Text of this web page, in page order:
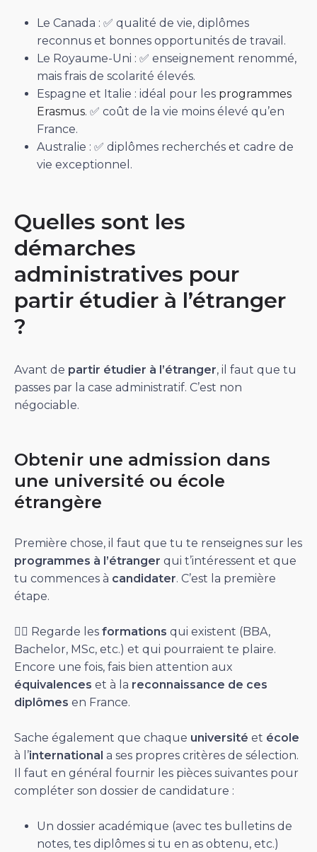
Le Canada : ✅ qualité de vie, diplômes
reconnus et bonnes opportunités de travail.
Le Royaume-Uni : ✅ enseignement renommé,
mais frais de scolarité élevés.
Espagne et Italie : idéal pour les programmes
Erasmus. ✅ coût de la vie moins élevé qu’en
France.
Australie : ✅ diplômes recherchés et cadre de
vie exceptionnel.
Quelles sont les
démarches
administratives pour
partir étudier à l’étranger
?
Avant de partir étudier à l’étranger, il faut que tu
passes par la case administratif. C’est non
négociable.
Obtenir une admission dans
une université ou école
étrangère
Première chose, il faut que tu te renseignes sur les
programmes à l’étranger qui t’intéressent et que
tu commences à candidater. C’est la première
étape.
👉🏻 Regarde les formations qui existent (BBA,
Bachelor, MSc, etc.) et qui pourraient te plaire.
Encore une fois, fais bien attention aux
équivalences et à la reconnaissance de ces
diplômes en France.
Sache également que chaque université et école
à l’international a ses propres critères de sélection.
Il faut en général fournir les pièces suivantes pour
compléter son dossier de candidature :
Un dossier académique (avec tes bulletins de
notes, tes diplômes si tu en as obtenu, etc.)